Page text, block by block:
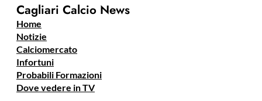
Cagliari Calcio News
Home
Notizie
Calciomercato
Infortuni
Probabili Formazioni
Dove vedere in TV